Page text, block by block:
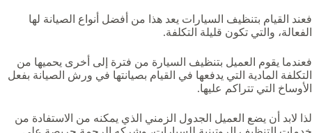
فعند القيام بتنظيف السيارات يعد هذا من أفضل أنواع الصيانة لها
الفعالة، والتي تكون قليلة التكلفة.
فعندما يقوم العميل بتنظيف السيارة من فترة إلى أخرى يحميها من
التكلفة المادية التي يدفعها في القيام بصيانتها في ورش الصيانة بفعل
الأوساخ التي تتراكم عليها.
لذا لابد أن يضع العميل الجدول الزمني الذي يمكنه من الاستفادة من